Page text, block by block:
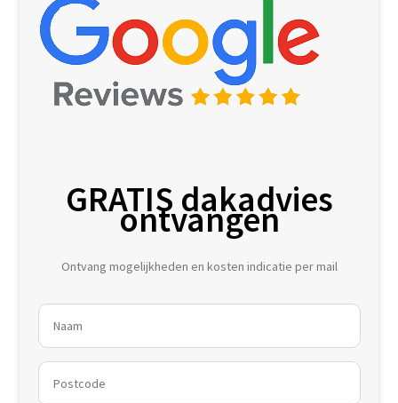
GRATIS dakadvies
ontvangen
Ontvang mogelijkheden en kosten indicatie per mail